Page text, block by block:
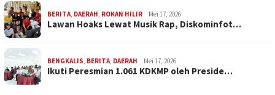
BERITA, DAERAH, ROKAN HILIR Mei 17, 2026
Lawan Hoaks Lewat Musik Rap, Diskominfot…
BENGKALIS, BERITA, DAERAH Mei 17, 2026
Ikuti Peresmian 1.061 KDKMP oleh Preside…